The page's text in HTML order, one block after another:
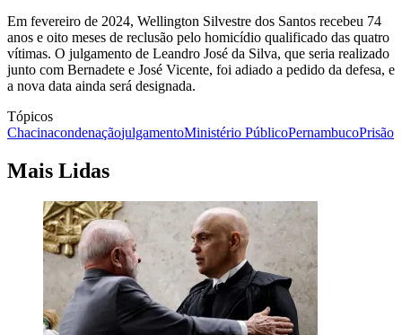
Em fevereiro de 2024, Wellington Silvestre dos Santos recebeu 74
anos e oito meses de reclusão pelo homicídio qualificado das quatro
vítimas. O julgamento de Leandro José da Silva, que seria realizado
junto com Bernadete e José Vicente, foi adiado a pedido da defesa, e
a nova data ainda será designada.
Tópicos
ChacinacondenaçãojulgamentoMinistério PúblicoPernambucoPrisão
Mais Lidas